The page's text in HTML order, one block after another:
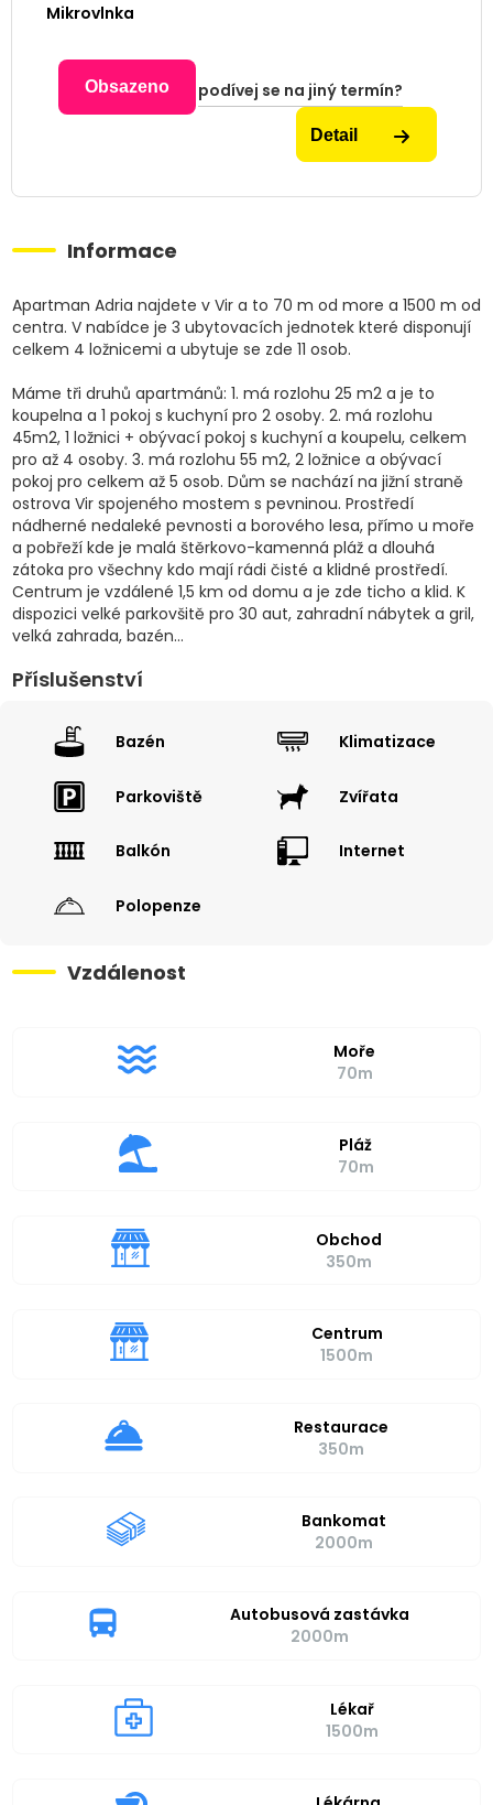
Mikrovlnka
Obsazeno podívej se na jiný termín?
Detail
Informace
Apartman Adria najdete v Vir a to 70 m od more a 1500 m od
centra. V nabídce je 3 ubytovacích jednotek které disponují
celkem 4 ložnicemi a ubytuje se zde 11 osob.
Máme tři druhů apartmánů: 1. má rozlohu 25 m2 a je to
koupelna a 1 pokoj s kuchyní pro 2 osoby. 2. má rozlohu
45m2, 1 ložnici + obývací pokoj s kuchyní a koupelu, celkem
pro až 4 osoby. 3. má rozlohu 55 m2, 2 ložnice a obývací
pokoj pro celkem až 5 osob. Dům se nachází na jižní straně
ostrova Vir spojeného mostem s pevninou. Prostředí
nádherné nedaleké pevnosti a borového lesa, přímo u moře
a pobřeží kde je malá štěrkovo-kamenná pláž a dlouhá
zátoka pro všechny kdo mají rádi čisté a klidné prostředí.
Centrum je vzdálené 1,5 km od domu a je zde ticho a klid. K
dispozici velké parkovšitě pro 30 aut, zahradní nábytek a gril,
velká zahrada, bazén...
Příslušenství
Bazén Klimatizace
Parkoviště Zvířata
Balkón Internet
Polopenze
Vzdálenost
Moře
70m
Pláž
70m
Obchod
350m
Centrum
1500m
Restaurace
350m
Bankomat
2000m
Autobusová zastávka
2000m
Lékař
1500m